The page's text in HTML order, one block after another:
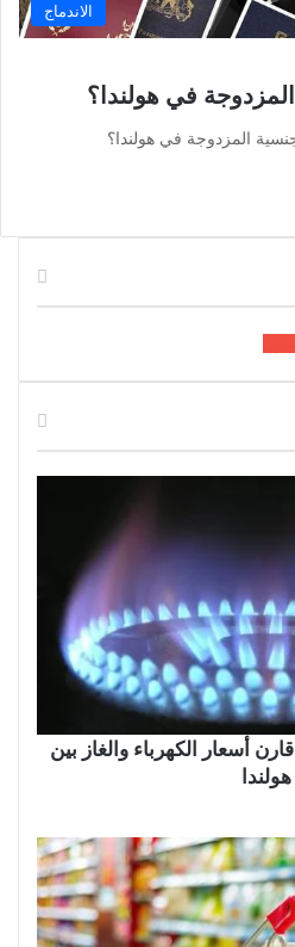
الاندماج
في هولندا؟
المزدوجة في هولندا؟
أسعار الكهرباء والغاز بين